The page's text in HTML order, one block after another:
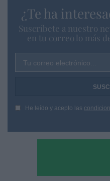
¿Te ha
Suscríbete a nuestro
en tu correo lo más
Tu correo electrónico...
He leído y acepto las